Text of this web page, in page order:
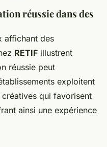
réussie dans des
affichant des
RETIF illustrent
réussie peut
exploitent
qui favorisent
ainsi une expérience